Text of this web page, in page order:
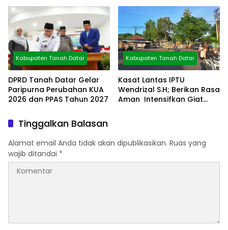
Kabupaten Tanah Datar
DPRD Tanah Datar Gelar
Paripurna Perubahan KUA
2026 dan PPAS Tahun 2027
Kabupaten Tanah Datar
Kasat Lantas IPTU
Wendrizal S.H; Berikan Rasa
Aman Intensifkan Giat
Tinggalkan Balasan
Alamat email Anda tidak akan dipublikasikan. Ruas yang
wajib ditandai *